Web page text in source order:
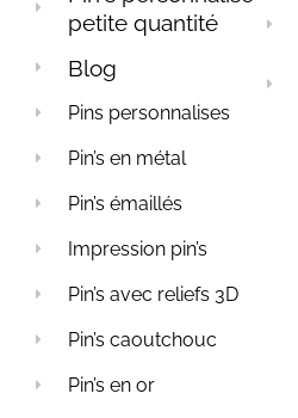
petite quantité
Blog
Pins personnalises
Pin’s en métal
Pin’s émaillés
Impression pin’s
Pin’s avec reliefs 3D
Pin’s caoutchouc
Pin’s en or